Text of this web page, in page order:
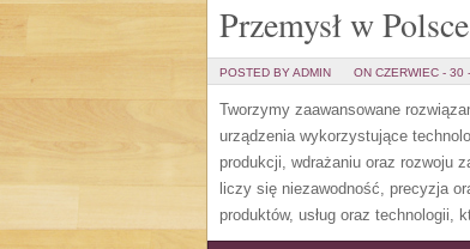
Przemysł w Polsce
POSTED BY ADMIN ON CZERWIEC - 30
Tworzymy zaawansowane
urządzenia wykorzystujące
produkcji, wdrażaniu oraz rozwoju
liczy się niezawodność, precyzja
produktów, usług oraz technologii,